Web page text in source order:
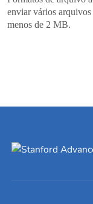
enviar vários
menos de 2 MB.